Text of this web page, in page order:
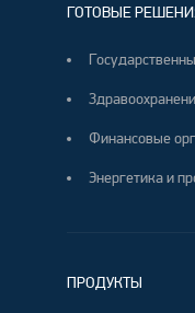
ГОТОВЫЕ
Финансовые
Энергетика и
ПРОДУКТЫ